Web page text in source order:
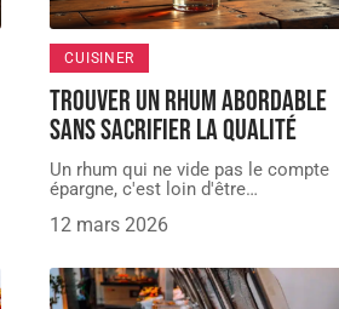
CUISINER
Trouver un rhum abordable
sans sacrifier la qualité
Un rhum qui ne vide pas le compte
épargne, c'est loin d'être…
12 mars 2026